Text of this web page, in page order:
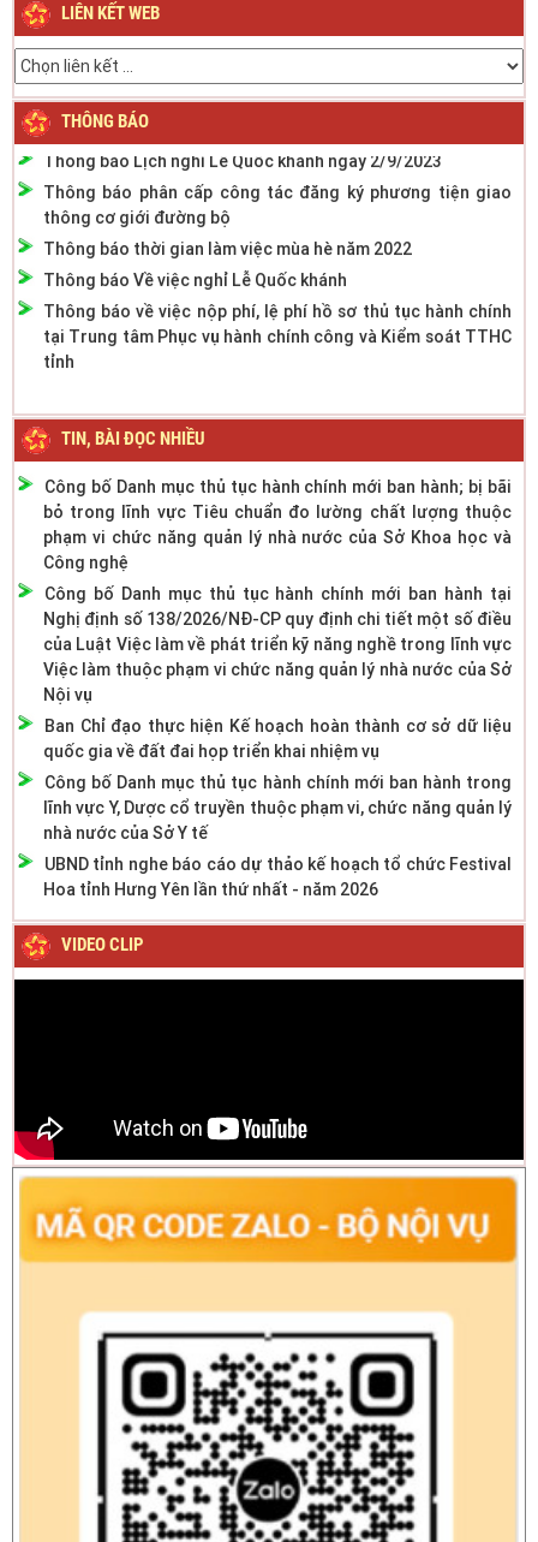
LIÊN KẾT WEB
THÔNG BÁO
Thông báo về việc nghỉ Tết Nguyên đán Bính Ngọ năm 2026
Thông báo về việc nghỉ Tết Nguyên đán Giáp Thìn năm
2024
Thông báo Lịch nghỉ Lễ Quốc khánh ngày 2/9/2023
Thông báo phân cấp công tác đăng ký phương tiện giao
thông cơ giới đường bộ
Thông báo thời gian làm việc mùa hè năm 2022
Thông báo Về việc nghỉ Lễ Quốc khánh
Thông báo về việc nộp phí, lệ phí hồ sơ thủ tục hành chính
tại Trung tâm Phục vụ hành chính công và Kiểm soát TTHC
tỉnh
TIN, BÀI ĐỌC NHIỀU
Công bố Danh mục thủ tục hành chính mới ban hành; bị bãi
bỏ trong lĩnh vực Tiêu chuẩn đo lường chất lượng thuộc
phạm vi chức năng quản lý nhà nước của Sở Khoa học và
Công nghệ
Công bố Danh mục thủ tục hành chính mới ban hành tại
Nghị định số 138/2026/NĐ-CP quy định chi tiết một số điều
của Luật Việc làm về phát triển kỹ năng nghề trong lĩnh vực
Việc làm thuộc phạm vi chức năng quản lý nhà nước của Sở
Nội vụ
Ban Chỉ đạo thực hiện Kế hoạch hoàn thành cơ sở dữ liệu
quốc gia về đất đai họp triển khai nhiệm vụ
Công bố Danh mục thủ tục hành chính mới ban hành trong
lĩnh vực Y, Dược cổ truyền thuộc phạm vi, chức năng quản lý
nhà nước của Sở Y tế
UBND tỉnh nghe báo cáo dự thảo kế hoạch tổ chức Festival
Hoa tỉnh Hưng Yên lần thứ nhất - năm 2026
VIDEO CLIP